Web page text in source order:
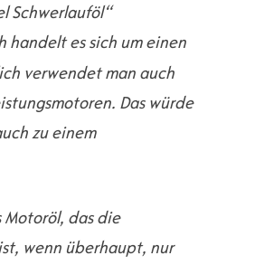
Schwerlauföl“
handelt es sich um einen
verwendet man auch
Das würde
zu einem
Motoröl, das die
wenn überhaupt, nur